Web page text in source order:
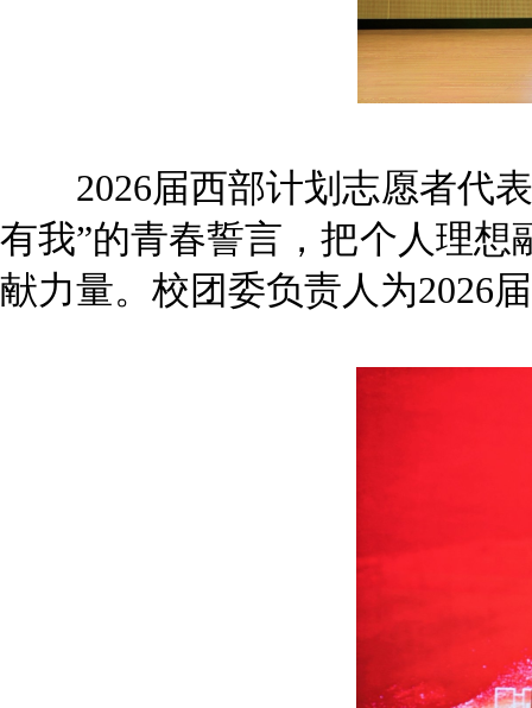
2026届西部计划志愿者代表
有我”的青春誓言，把个人理
献力量。校团委负责人为2026